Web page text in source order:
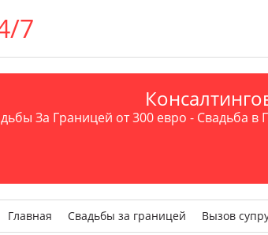
7
За Границей от 300 евро - Свадьба в
Главная Свадьбы за границей Вызов